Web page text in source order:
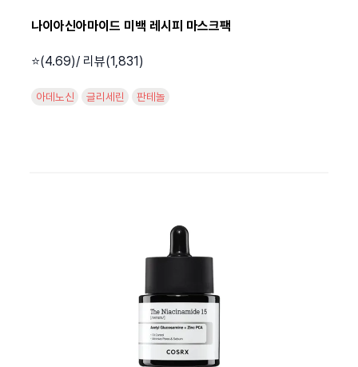
나이아신아마이드 미백 레시피 마스크팩
⭐️(4.69)/ 리뷰(1,831)
아데노신 글리세린 판테놀